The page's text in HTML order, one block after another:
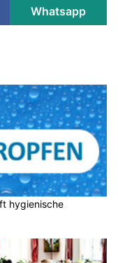
Whatsapp
hygienische